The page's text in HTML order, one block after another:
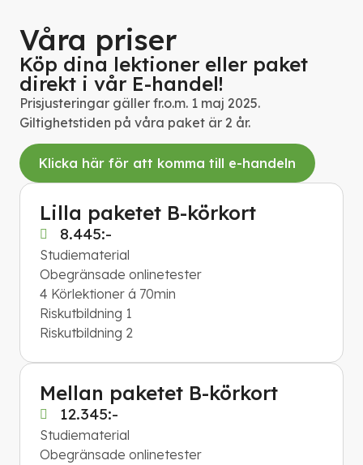
Våra priser
Köp dina lektioner eller paket
direkt i vår E-handel!
Prisjusteringar gäller fr.o.m. 1 maj 2025.
Giltighetstiden på våra paket är 2 år.
Klicka här för att komma till e-handeln
Lilla paketet B-körkort
8.445:-
Studiematerial
Obegränsade onlinetester
4 Körlektioner á 70min
Riskutbildning 1
Riskutbildning 2
Mellan paketet B-körkort
12.345:-
Studiematerial
Obegränsade onlinetester